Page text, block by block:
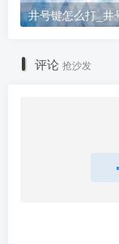
评论 抢沙发